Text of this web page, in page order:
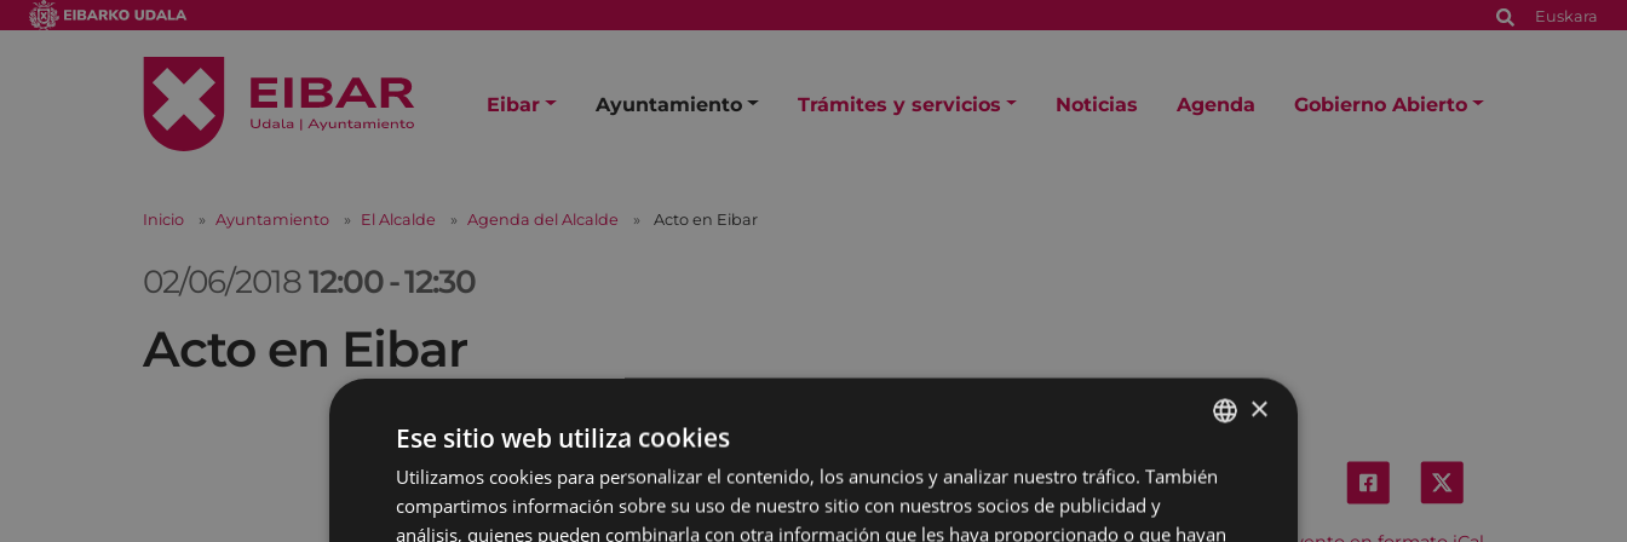
Euskara
Eibar Ayuntamiento Trámites y servicios Noticias Agenda Gobierno Abierto
Inicio Ayuntamiento El Alcalde Agenda del Alcalde Acto en Eibar
02/06/201812:00-12:30
Acto en Eibar
BASQUE
×
Ese sitio web utiliza cookies
Utilizamos cookies para personalizar el contenido, los anuncios y analizar nuestro tráfico. También
compartimos información sobre su uso de nuestro sitio con nuestros socios de publicidad y
análisis, quienes pueden combinarla con otra información que les haya proporcionado o que hayan